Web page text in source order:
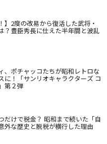
】2度の改易から復活した武将・
？豊臣秀長に仕えた半年間と波乱
、ポチャッコたちが昭和レトロな
に！「サンリオキャラクターズ コ
第２弾
だけで税金？ 昭和まで続いた「自
外な歴史と脱税が横行した理由